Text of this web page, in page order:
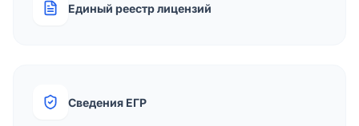
Единый реестр лицензий
Сведения ЕГР